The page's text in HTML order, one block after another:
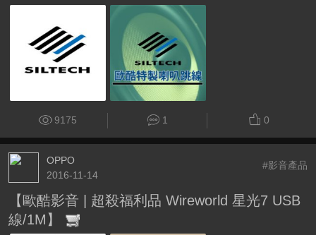
9175 1 0
OPPO
2016-11-14
#影音產品
【歐酷影音 | 超殺福利品 Wireworld 星光7 USB
線/1M】